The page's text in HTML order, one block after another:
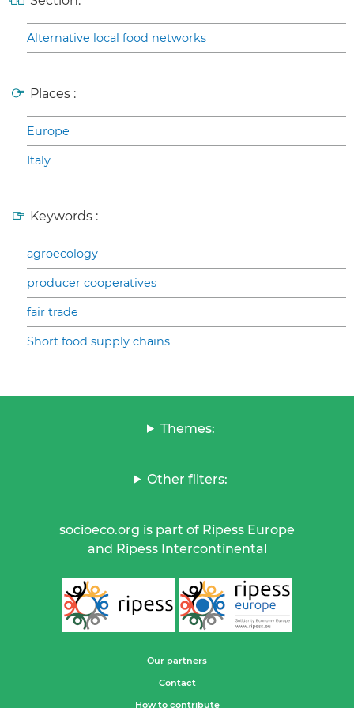
Alternative local food networks
Places :
Europe
Italy
Keywords :
agroecology
producer cooperatives
fair trade
Short food supply chains
Themes:
Other filters:
socioeco.org is part of Ripess Europe
and Ripess Intercontinental
Our partners
Contact
How to contribute